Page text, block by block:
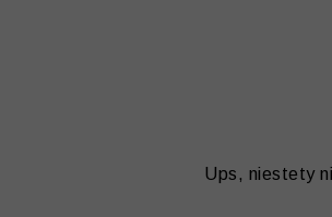
Ups, niestety